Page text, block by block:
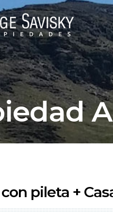
pileta +